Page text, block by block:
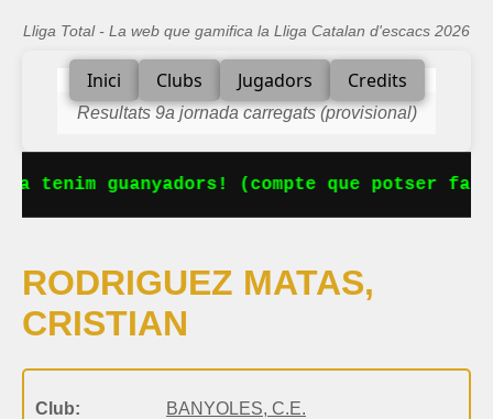
Lliga Total - La web que gamifica la Lliga Catalan d'escacs 2026
Inici Clubs Jugadors Credits
Resultats 9a jornada carregats (provisional)
tenim guanyadors! (compte que potser
RODRIGUEZ MATAS,
CRISTIAN
Club:
BANYOLES, C.E.